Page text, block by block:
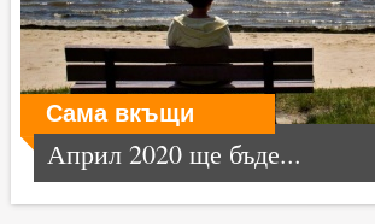
Сама вкъщи
Април 2020 ще бъде...